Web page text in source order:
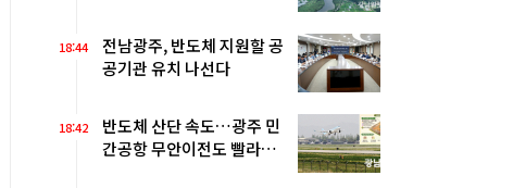
18:44
전남광주, 반도체 지원할 공
공기관 유치 나선다
18:42
반도체 산단 속도…광주 민
간공항 무안이전도 빨라질